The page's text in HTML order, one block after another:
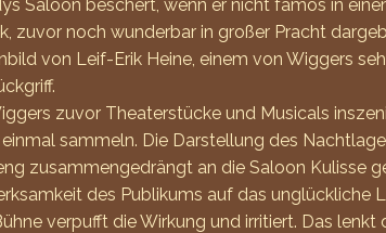
Saloon beschert, wenn er nicht famos in
zuvor noch wunderbar in großer Pracht
von Leif-Erik Heine, einem von Wiggers
zuvor Theaterstücke und Musicals
sammeln. Die Darstellung des
zusammengedrängt an die Saloon Kulisse
des Publikums auf das unglückliche
verpufft die Wirkung und irritiert. Das